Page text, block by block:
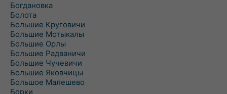
Богдановка
Болота
Большие Круговичи
Большие Мотыкалы
Большие Орлы
Большие Радваничи
Большие Чучевичи
Большие Яковчицы
Большое Малешево
Борки